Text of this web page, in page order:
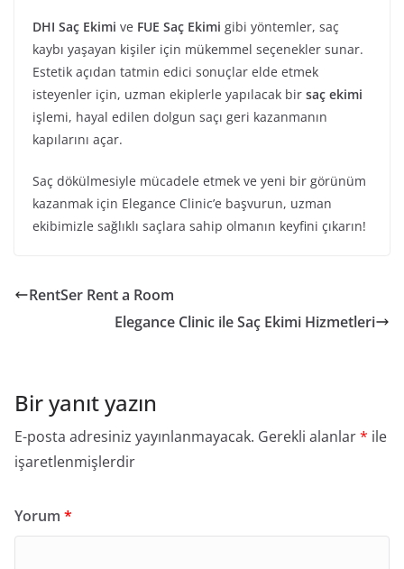
DHI Saç Ekimi ve FUE Saç Ekimi gibi yöntemler, saç
kaybı yaşayan kişiler için mükemmel seçenekler sunar.
Estetik açıdan tatmin edici sonuçlar elde etmek
isteyenler için, uzman ekiplerle yapılacak bir saç ekimi
işlemi, hayal edilen dolgun saçı geri kazanmanın
kapılarını açar.
Saç dökülmesiyle mücadele etmek ve yeni bir görünüm
kazanmak için Elegance Clinic’e başvurun, uzman
ekibimizle sağlıklı saçlara sahip olmanın keyfini çıkarın!
RentSer Rent a Room
Elegance Clinic ile Saç Ekimi Hizmetleri
Bir yanıt yazın
E-posta adresiniz yayınlanmayacak. Gerekli alanlar* ile
işaretlenmişlerdir
Yorum *